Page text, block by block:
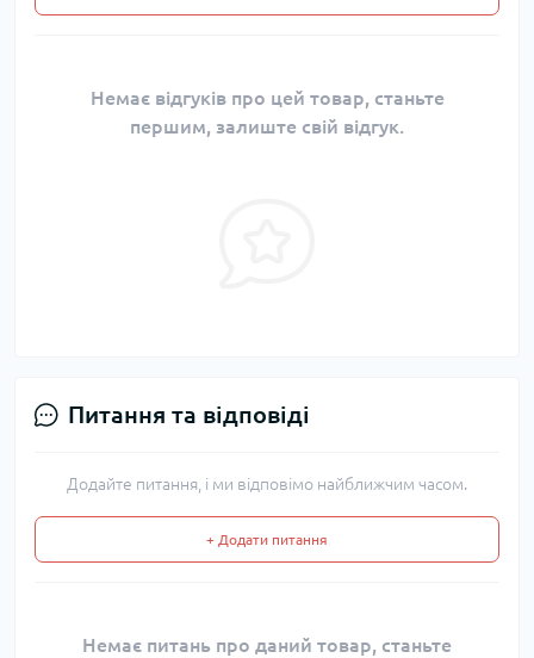
Немає відгуків про цей товар, станьте
першим, залиште свій відгук.
Питання та відповіді
Додайте питання, і ми відповімо найближчим часом.
+ Додати питання
Немає питань про даний товар, станьте